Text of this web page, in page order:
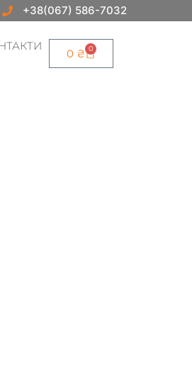
+38(067) 586-7032
0 ₴ 0